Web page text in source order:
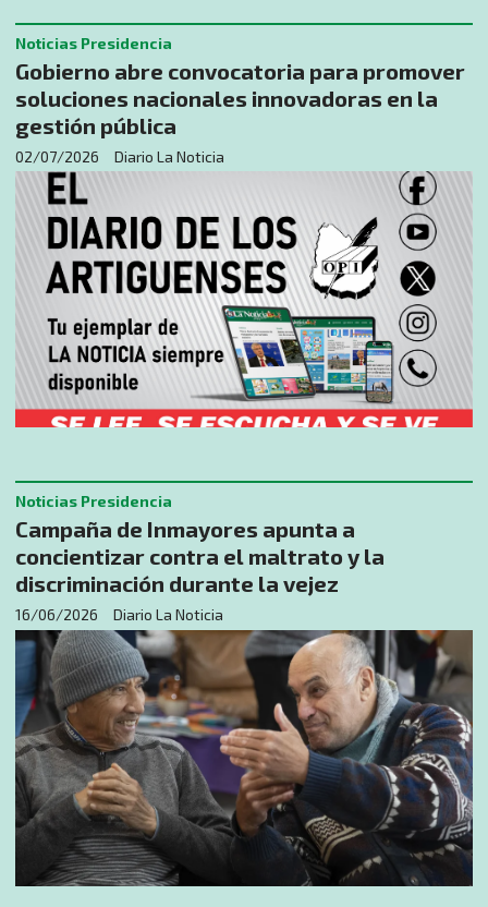
Gobierno abre convocatoria para promover
soluciones nacionales innovadoras en la
gestión pública
Diario La Noticia
Noticias Presidencia
02/07/2026
Campaña de Inmayores apunta a
concientizar contra el maltrato y la
discriminación durante la vejez
Diario La Noticia
Noticias Presidencia
16/06/2026